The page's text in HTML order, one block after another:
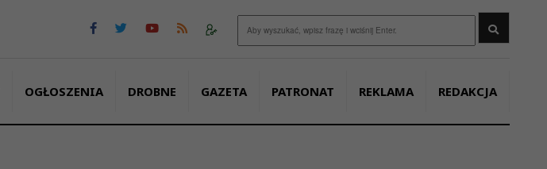
OGŁOSZENIA DROBNE GAZETA PATRONAT REKLAMA REDAKCJA